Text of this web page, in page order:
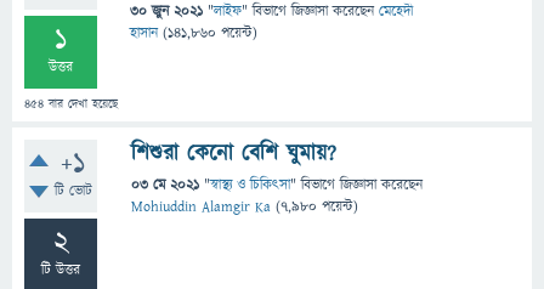
1
উত্তর
454 বার দেখা হয়েছে
30 জুন 2021 "লাইফ" বিভাগে জিজ্ঞাসাকরেছেনমেহেদী
হাসান (141,860 পয়েন্ট)
+1
টি ভোট
2
টি উত্তর
শিশুরা কেনো বেশি ঘুমায়?
03 মে 2021 "স্বাস্থ্য ও চিকিৎসা" বিভাগে জিজ্ঞাসাকরেছেন
Mohiuddin Alamgir Ka (7,980 পয়েন্ট)